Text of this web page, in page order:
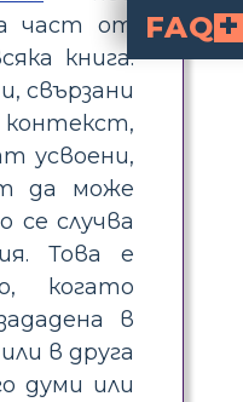
част от
книга.
свързани
усвоени,
да може
се случва
Това е
когато
в
в друга
думи или
FAQ